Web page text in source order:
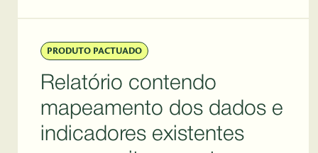
PRODUTO PACTUADO
Relatório contendo
mapeamento dos dados e
indicadores existentes